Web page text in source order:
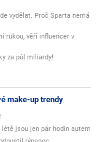
vydělat. Proč Sparta nemá
rukou, věří influencer v
za půl miliardy!
make-up trendy
jsou jen pár hodin autem